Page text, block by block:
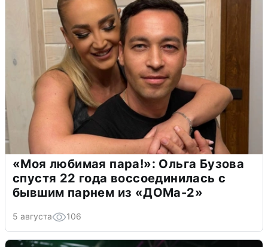
«Моя любимая пара!»: Ольга Бузова
спустя 22 года воссоединилась с
бывшим парнем из «ДОМа-2»
5 августа 106